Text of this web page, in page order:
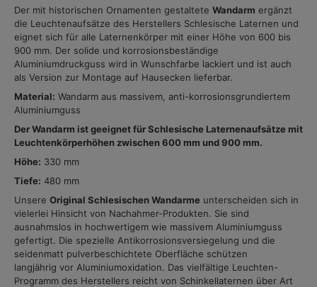
Der mit historischen Ornamenten gestaltete Wandarm ergänzt
die Leuchtenaufsätze des Herstellers Schlesische Laternen und
eignet sich für alle Laternenkörper mit einer Höhe von 600 bis
900 mm. Der solide und korrosionsbeständige
Aluminiumdruckguss wird in Wunschfarbe lackiert und ist auch
als Version zur Montage auf Hausecken lieferbar.
Material: Wandarm aus massivem, anti-korrosionsgrundiertem
Aluminiumguss
Der Wandarm ist geeignet für Schlesische Laternenaufsätze mit
Leuchtenkörperhöhen zwischen 600 mm und 900 mm.
Höhe: 330 mm
Tiefe: 480 mm
Unsere Original Schlesischen Wandarme unterscheiden sich in
vielerlei Hinsicht von Nachahmer-Produkten. Sie sind
ausnahmslos in hochwertigem wie massivem Aluminiumguss
gefertigt. Die spezielle Antikorrosionsversiegelung und die
seidenmatt pulverbeschichtete Oberfläche schützen
langjährig vor Aluminiumoxidation. Das vielfältige Leuchten-
Programm des Herstellers reicht von Schinkellaternen über Art